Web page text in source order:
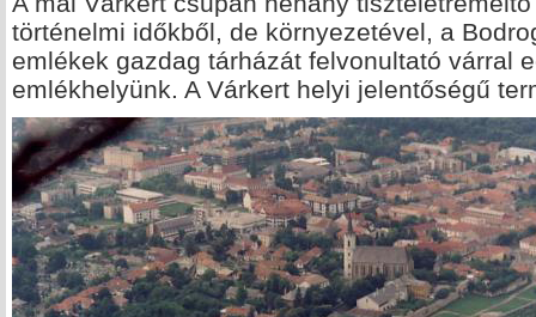
történelmi időkből, de környezetével, a
emlékek gazdag tárházát felvonultató várral
emlékhelyünk. A Várkert helyi jelentőségű